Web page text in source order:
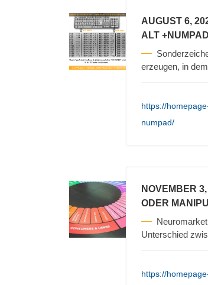
AUGUST 6,
ALT
erzeugen, in
https://
numpad/
NOVEMBER
ODER
Unterschied
https://